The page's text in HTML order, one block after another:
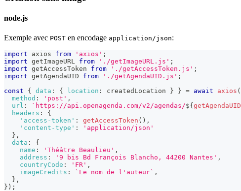
node.js
Exemple avec POST en encodage application/json:
import axios from 'axios' ;
import getImageURL from './getImageURL.js' ;
import getAccessToken from './getAccessToken.js' ;
import getAgendaUID from './getAgendaUID.js' ;
const
{ data : { location : createdLocation } } = await axios (
method : 'post' ,
url : ` https://api.openagenda.com/v2/agendas/${ getAgendaUID
headers :
{
'access-token' : getAccessToken ( ) ,
'content-type' :
'application/json'
} ,
data :
{
name : 'Théâtre Beaulieu' ,
address : '9 bis Bd François Blancho, 44200 Nantes' ,
countryCode : 'FR' ,
imageCredits : ` Le nom de l'auteur` ,
} ,
} ) ;